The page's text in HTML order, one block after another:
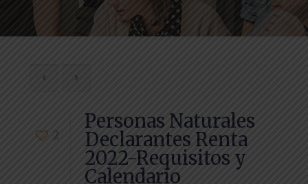
2
Personas Naturales
Declarantes Renta
2022-Requisitos y
Calendario